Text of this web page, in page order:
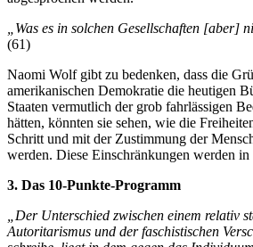
„Was es in solchen Gesellschaften [aber]
(61)
Naomi Wolf gibt zu bedenken, dass die
amerikanischen Demokratie die heutigen
Staaten vermutlich der grob fahrlässigen
hätten, könnten sie sehen, wie die
Schritt und mit der Zustimmung der
werden. Diese Einschränkungen werden
3. Das 10-Punkte-Programm
„Der Unterschied zwischen einem relativ
Autoritarismus und der faschistischen